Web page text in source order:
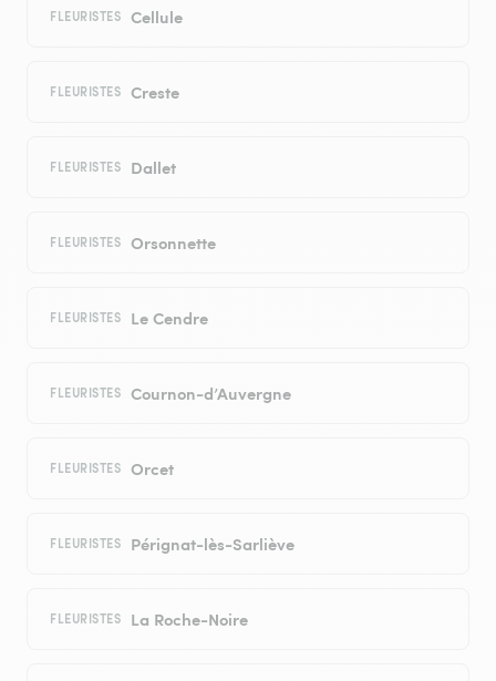
FLEURISTES Cellule
FLEURISTES Creste
FLEURISTES Dallet
FLEURISTES Orsonnette
FLEURISTES Le Cendre
FLEURISTES Cournon-d’Auvergne
FLEURISTES Orcet
FLEURISTES Pérignat-lès-Sarliève
FLEURISTES La Roche-Noire